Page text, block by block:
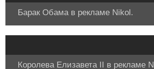
Барак Обама в рекламе Nikol.
Королева Елизавета II в рекламе